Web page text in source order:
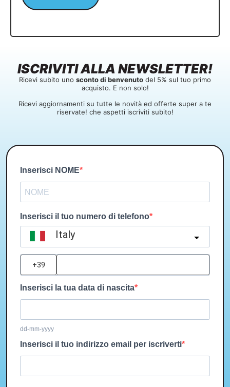
ISCRIVITI ALLA NEWSLETTER!
Ricevi subito uno sconto di benvenuto del 5% sul tuo primo
acquisto. E non solo!
Ricevi aggiornamenti su tutte le novità ed offerte super a te
riservate! che aspetti iscriviti subito!
Inserisci NOME
Inserisci il tuo numero di telefono
Italy
Inserisci la tua data di nascita
dd-mm-yyyy
Inserisci il tuo indirizzo email per iscriverti